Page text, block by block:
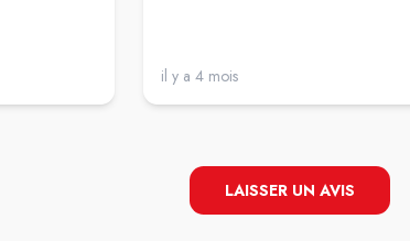
il y a 4 mois
LAISSER UN AVIS